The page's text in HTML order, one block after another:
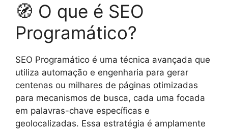
🧭 O que é SEO
Programático?
SEO Programático é uma técnica avançada que
utiliza automação e engenharia para gerar
centenas ou milhares de páginas otimizadas
para mecanismos de busca, cada uma focada
em palavras-chave específicas e
geolocalizadas. Essa estratégia é amplamente